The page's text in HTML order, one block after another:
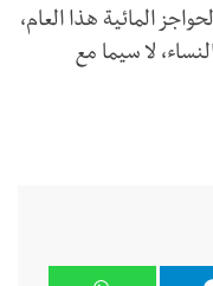
المائية هذا العام،
لا سيما مع